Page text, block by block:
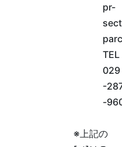
pr-
TEL
029
-
-
※上記の